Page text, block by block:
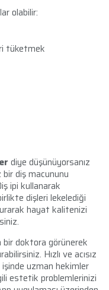
olabilir:
tüketmek
diye düşünüyorsanız
diş macununu
ipi kullanarak
dişleri lekelediği
hayat kalitenizi
bir doktora görünerek
Hızlı ve acısız
uzman hekimler
estetik problemlerinizi